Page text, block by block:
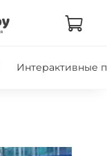
Интерактивные